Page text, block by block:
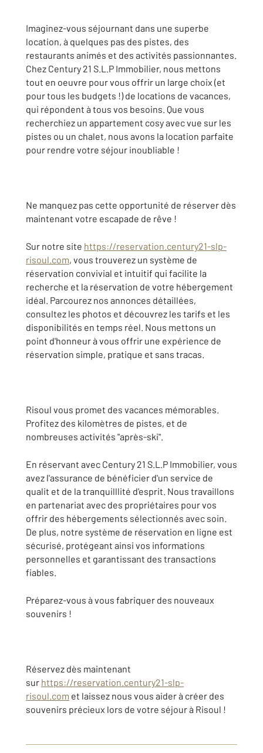
Imaginez-vous séjournant dans une superbe
location, à quelques pas des pistes, des
restaurants animés et des activités passionnantes.
Chez Century 21 S.L.P Immobilier, nous mettons
tout en oeuvre pour vous offrir un large choix (et
pour tous les budgets !) de locations de vacances,
qui répondent à tous vos besoins. Que vous
recherchiez un appartement cosy avec vue sur les
pistes ou un chalet, nous avons la location parfaite
pour rendre votre séjour inoubliable !
Ne manquez pas cette opportunité de réserver dès
maintenant votre escapade de rêve !
Sur notre site https://reservation.century21-slp-
risoul.com, vous trouverez un système de
réservation convivial et intuitif qui facilite la
recherche et la réservation de votre hébergement
idéal. Parcourez nos annonces détaillées,
consultez les photos et découvrez les tarifs et les
disponibilités en temps réel. Nous mettons un
point d'honneur à vous offrir une expérience de
réservation simple, pratique et sans tracas.
Risoul vous promet des vacances mémorables.
Profitez des kilomètres de pistes, et de
nombreuses activités "après-ski".
En réservant avec Century 21 S.L.P Immobilier, vous
avez l'assurance de bénéficier d'un service de
qualit et de la tranquilllité d'esprit. Nous travaillons
en partenariat avec des propriétaires pour vos
offrir des hébergements sélectionnés avec soin.
De plus, notre système de réservation en ligne est
sécurisé, protégeant ainsi vos informations
personnelles et garantissant des transactions
fiables.
Préparez-vous à vous fabriquer des nouveaux
souvenirs !
Réservez dès maintenant
sur https://reservation.century21-slp-
risoul.com et laissez nous vous aider à créer des
souvenirs précieux lors de votre séjour à Risoul !